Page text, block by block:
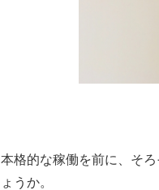
本格的な稼働を前に、そ
ょうか。